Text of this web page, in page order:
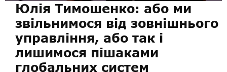
Юлія Тимошенко: або ми
звільнимося від зовнішнього
управління, або так і
лишимося пішаками
глобальних систем